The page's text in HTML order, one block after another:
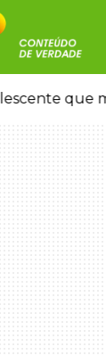
que